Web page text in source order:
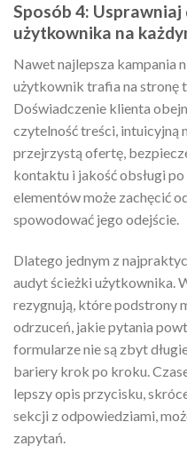
Sposób 4:
użytkownika na
Nawet najlepsza kampania
użytkownik trafia na stronę
Doświadczenie klienta
czytelność treści, intuicyjną
przejrzystą ofertę,
kontaktu i jakość obsługi
elementów może zachęcić
spowodować jego odejście.
Dlatego jednym z
audyt ścieżki użytkownika.
rezygnują, które podstrony
odrzuceń, jakie pytania
formularze nie są zbyt
bariery krok po kroku.
lepszy opis przycisku,
sekcji z odpowiedziami,
zapytań.